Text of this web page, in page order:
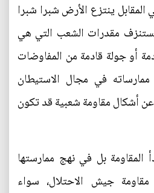
ينتزع الأرض شبرا شبرا
مقدرات الشعب التي هي
أو جولة قادمة من المفاوضات
في مجال الاستيطان
أشكال مقاومة شعبية قد تكون
المقاومة بل في نهج ممارستها
مقاومة جيش الاحتلال، سواء